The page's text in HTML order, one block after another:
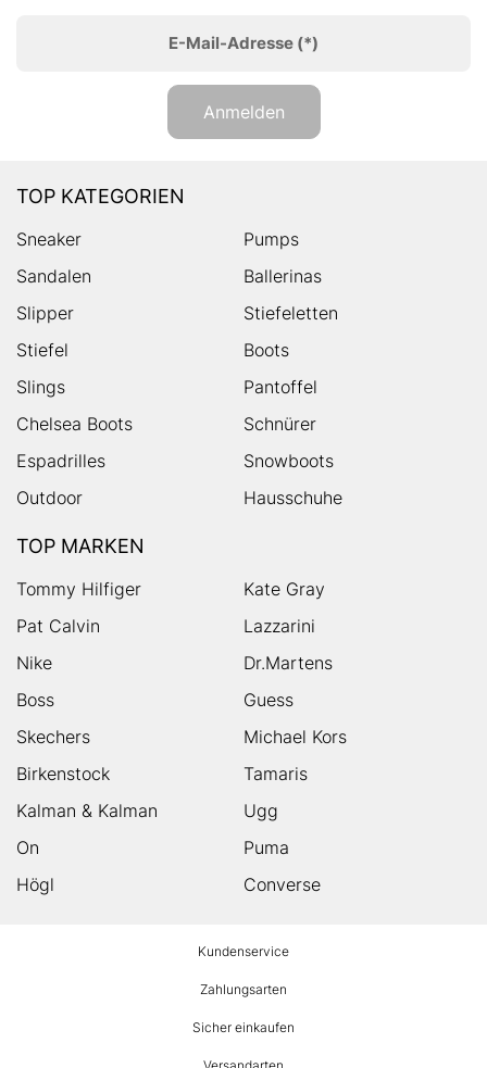
E-Mail-Adresse (*)
Anmelden
TOP KATEGORIEN
Sneaker
Pumps
Sandalen
Ballerinas
Slipper
Stiefeletten
Stiefel
Boots
Slings
Pantoffel
Chelsea Boots
Schnürer
Espadrilles
Snowboots
Outdoor
Hausschuhe
TOP MARKEN
Tommy Hilfiger
Kate Gray
Pat Calvin
Lazzarini
Nike
Dr.Martens
Boss
Guess
Skechers
Michael Kors
Birkenstock
Tamaris
Kalman & Kalman
Ugg
On
Puma
Högl
Converse
Kundenservice
Zahlungsarten
Sicher einkaufen